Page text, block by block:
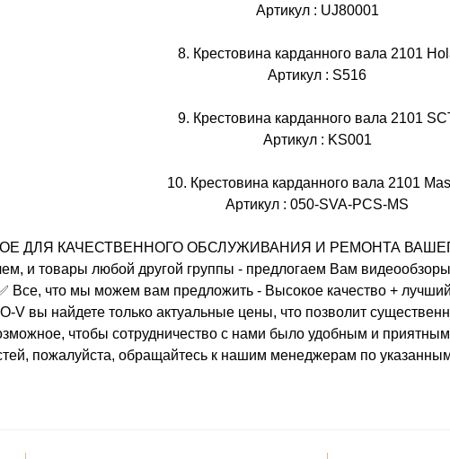
Артикул : UJ80001
8. Крестовина карданного вала 2101
Артикул : S516
9. Крестовина карданного вала 2101
Артикул : KS001
10. Крестовина карданного вала 2101
Артикул : 050-SVA-PCS-MS
ДЛЯ КАЧЕСТВЕННОГО ОБСЛУЖИВАНИЯ И РЕМОНТА
и товары любой другой группы - предлогаем Вам
Все, что мы можем вам предложить - Высокое качество +
V вы найдете только актуальные цены, что позволит
чтобы сотрудничество с нами было удобным и
пожалуйста, обращайтесь к нашим менеджерам по